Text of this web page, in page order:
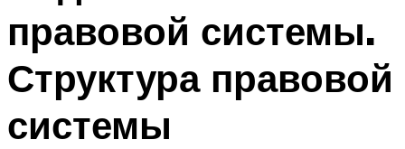
правовой системы.
Структура правовой
системы